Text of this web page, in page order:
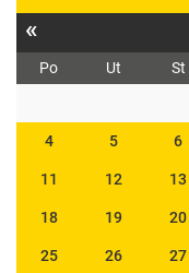
«
Po Ut St
4 5 6
11 12 13
18 19 20
25 26 27